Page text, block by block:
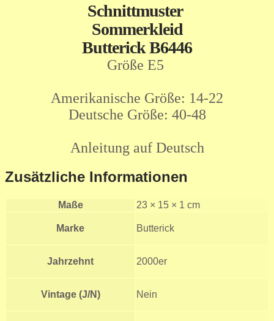
Schnittmuster
Sommerkleid
Butterick B6446
Größe E5
Amerikanische Größe: 14-22
Deutsche Größe: 40-48
Anleitung auf Deutsch
Zusätzliche Informationen
Maße 23 × 15 × 1 cm
Marke Butterick
Jahrzehnt 2000er
Vintage (J/N) Nein